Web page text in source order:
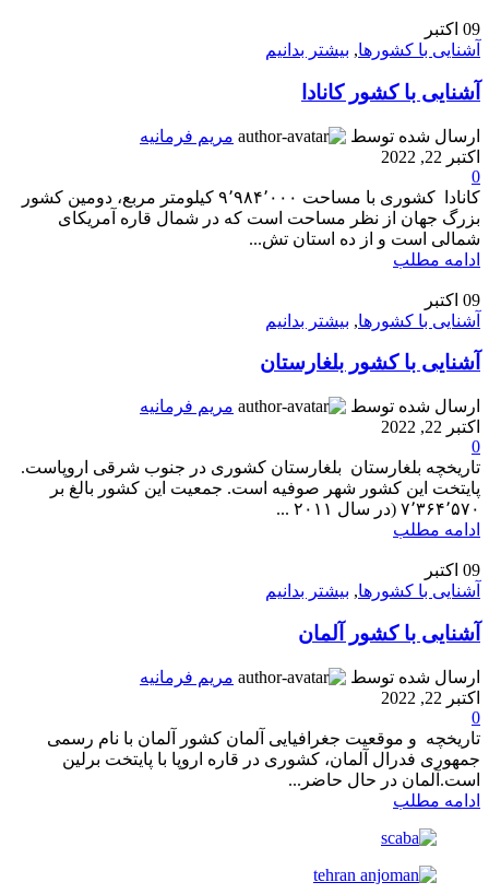
09 اکتبر
آشنایی با کشورها, بیشتر بدانیم
آشنایی با کشور کانادا
ارسال شده توسط
مریم فرمانیه
اکتبر 22, 2022
0
کانادا کشوری با مساحت ۹٬۹۸۴٬۰۰۰ کیلومتر مربع، دومین کشور
بزرگ جهان از نظر مساحت است که در شمال قاره آمریکای
شمالی است و از ده استان تش...
ادامه مطلب
09 اکتبر
آشنایی با کشورها, بیشتر بدانیم
آشنایی با کشور بلغارستان
ارسال شده توسط
مریم فرمانیه
اکتبر 22, 2022
0
تاریخچه بلغارستان بلغارستان کشوری در جنوب شرقی اروپاست.
پایتخت این کشور شهر صوفیه است. جمعیت این کشور بالغ بر
۷٬۳۶۴٬۵۷۰ (در سال ۲۰۱۱ ...
ادامه مطلب
09 اکتبر
آشنایی با کشورها, بیشتر بدانیم
آشنایی با کشور آلمان
ارسال شده توسط
مریم فرمانیه
اکتبر 22, 2022
0
تاریخچه و موقعیت جغرافیایی آلمان کشور آلمان با نام رسمی
جمهوری فدرال آلمان، کشوری در قاره اروپا با پایتخت برلین
است.آلمان در حال حاضر...
ادامه مطلب